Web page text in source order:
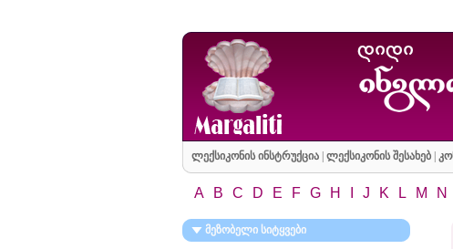
ლექსიკონის ინსტრუქცია| ლექსიკონის შესახებ|
A B C D E F G H J K L M N
მეზობელი სიტყვები